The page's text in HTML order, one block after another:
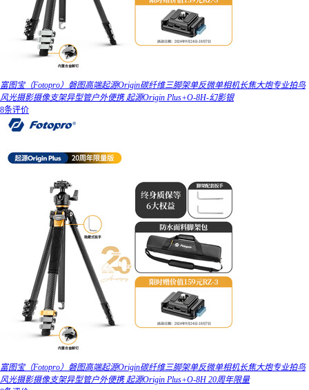
富图宝（Fotopro）磐图高端起源Origin碳纤维三脚架单反微单相机长焦大炮专业拍鸟
风光摄影摄像支架异型管户外便携 起源Origin Plus+O-8H-幻影银
8条评价
富图宝（Fotopro）磐图高端起源Origin碳纤维三脚架单反微单相机长焦大炮专业拍鸟
风光摄影摄像支架异型管户外便携 起源Origin Plus+O-8H 20周年限量